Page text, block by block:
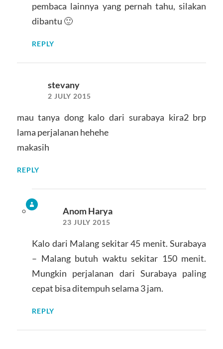
pembaca lainnya yang pernah tahu, silakan
dibantu 🙂
REPLY
stevany
2 JULY 2015
mau tanya dong kalo dari surabaya kira2 brp
lama perjalanan hehehe
makasih
REPLY
Anom Harya
23 JULY 2015
Kalo dari Malang sekitar 45 menit. Surabaya
– Malang butuh waktu sekitar 150 menit.
Mungkin perjalanan dari Surabaya paling
cepat bisa ditempuh selama 3 jam.
REPLY